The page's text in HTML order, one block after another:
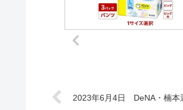
2023年6月4日 DeNA・楠本